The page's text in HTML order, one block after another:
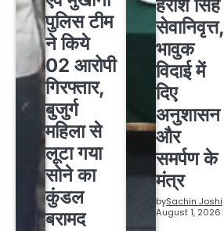
पुलिस टीम
ने किये
02 आरोपी
गिरफ्तार,
बुजुर्ग
महिला से
लूटा गया
सोने का
कुंडल
बरामद
हरीश सिंह
सेवानिवृत्त,
भावुक
विदाई में
दिए
अनुशासन
और
समर्पण के
मंत्र
bySachin Joshi
August 1, 2026